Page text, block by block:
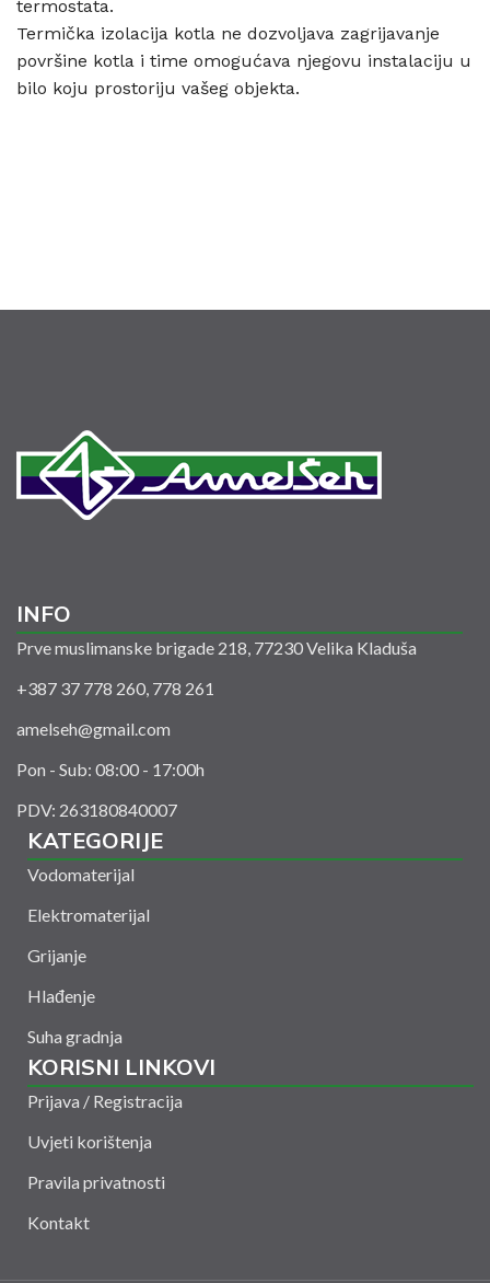
termostata.
Termička izolacija kotla ne dozvoljava zagrijavanje
površine kotla i time omogućava njegovu instalaciju u
bilo koju prostoriju vašeg objekta.
INFO
Prve muslimanske brigade 218, 77230 Velika Kladuša
+387 37 778 260, 778 261
amelseh@gmail.com
Pon - Sub: 08:00 - 17:00h
PDV: 263180840007
KATEGORIJE
Vodomaterijal
Elektromaterijal
Grijanje
Hlađenje
Suha gradnja
KORISNI LINKOVI
Prijava / Registracija
Uvjeti korištenja
Pravila privatnosti
Kontakt